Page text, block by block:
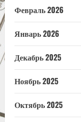
Февраль 2026
Январь 2026
Декабрь 2025
Ноябрь 2025
Октябрь 2025